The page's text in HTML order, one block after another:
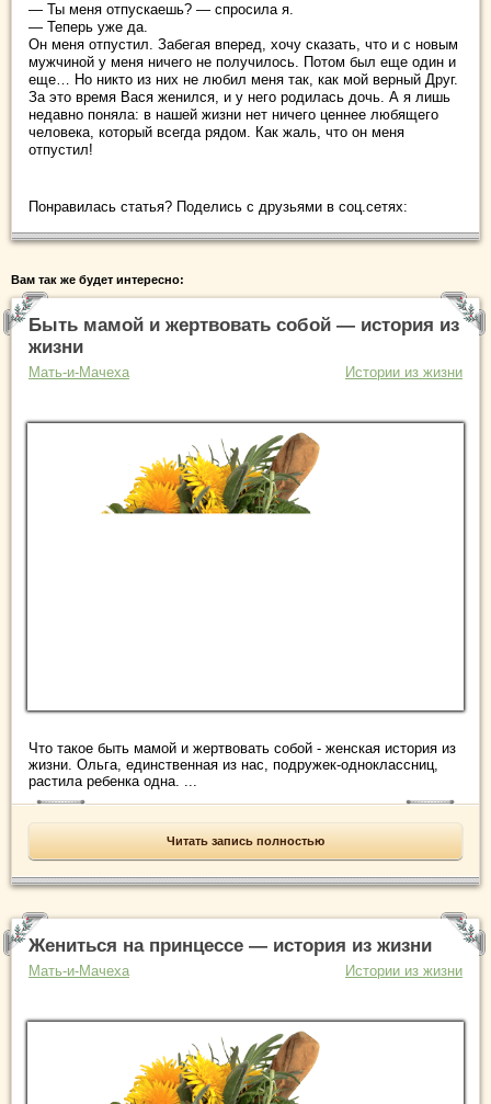
— Ты меня отпускаешь? — спросила я.
— Теперь уже да.
Он меня отпустил. Забегая вперед, хочу сказать, что и с новым
мужчиной у меня ничего не получилось. Потом был еще один и
еще… Но никто из них не любил меня так, как мой верный Друг.
За это время Вася женился, и у него родилась дочь. А я лишь
недавно поняла: в нашей жизни нет ничего ценнее любящего
человека, который всегда рядом. Как жаль, что он меня
отпустил!
Понравилась статья? Поделись с друзьями в соц.сетях:
Вам так же будет интересно:
Быть мамой и жертвовать собой — история из
жизни
Мать-и-Мачеха Истории из жизни
Что такое быть мамой и жертвовать собой - женская история из
жизни. Ольга, единственная из нас, подружек-одноклассниц,
растила ребенка одна. ...
Читать запись полностью
Жениться на принцессе — история из жизни
Мать-и-Мачеха Истории из жизни